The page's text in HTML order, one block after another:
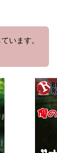
います。